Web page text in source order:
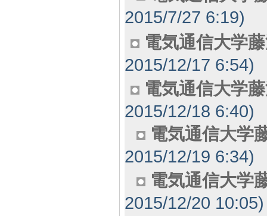
2015/7/27 6:19)
電気通信大学
2015/12/17 6:54)
電気通信大学
2015/12/18 6:40)
電気通信大学
2015/12/19 6:34)
電気通信大学
2015/12/20 10:05)